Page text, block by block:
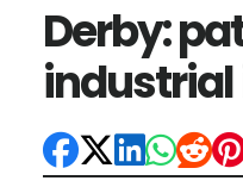
Derby:
industrial